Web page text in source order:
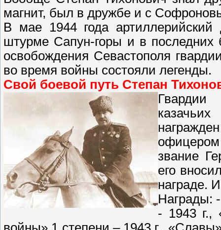
магнит, был в дружбе и с
В мае 1944 года
штурме Сапун-горы и в последних
освобождения Севастополя
во время войны состояли легенды.
Свой боевой путь Степан
Гвардии
звание
его
награде.
Награды:
- 1943 г.,